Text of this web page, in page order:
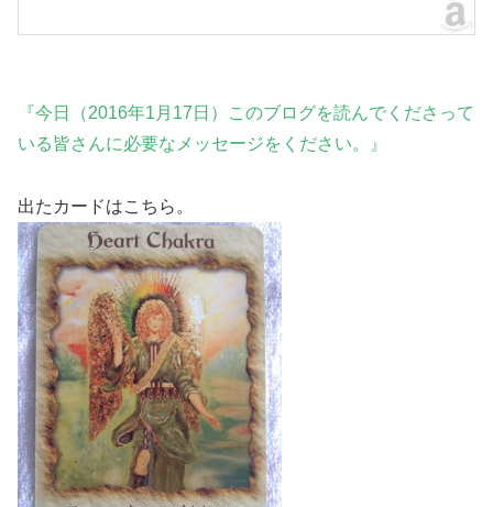
『今日（2016年1月17日）このブログを読んでくださって
いる皆さんに必要なメッセージをください。』
出たカードはこちら。